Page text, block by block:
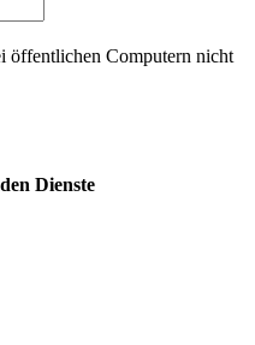
öffentlichen Computern nicht
Dienste